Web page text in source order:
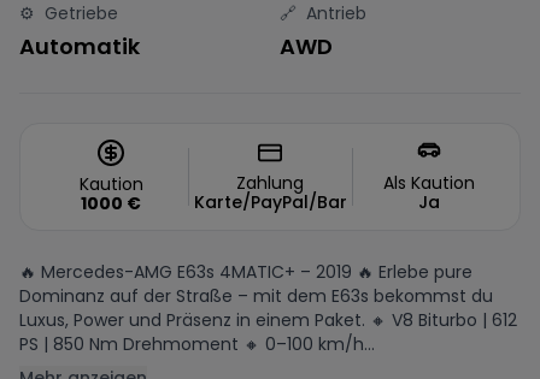
⚙️ Getriebe
Automatik
🔗 Antrieb
AWD
Kaution
1000 €
Zahlung
Karte/PayPal/Bar
Als Kaution
Ja
🔥 Mercedes-AMG E63s 4MATIC+ – 2019 🔥 Erlebe pure
Dominanz auf der Straße – mit dem E63s bekommst du
Luxus, Power und Präsenz in einem Paket. 🔸 V8 Biturbo | 612
PS | 850 Nm Drehmoment 🔸 0–100 km/h...